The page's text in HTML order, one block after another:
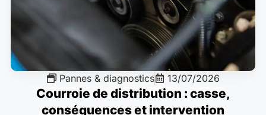
Pannes & diagnostics 13/07/2026
Courroie de distribution : casse,
conséquences et intervention